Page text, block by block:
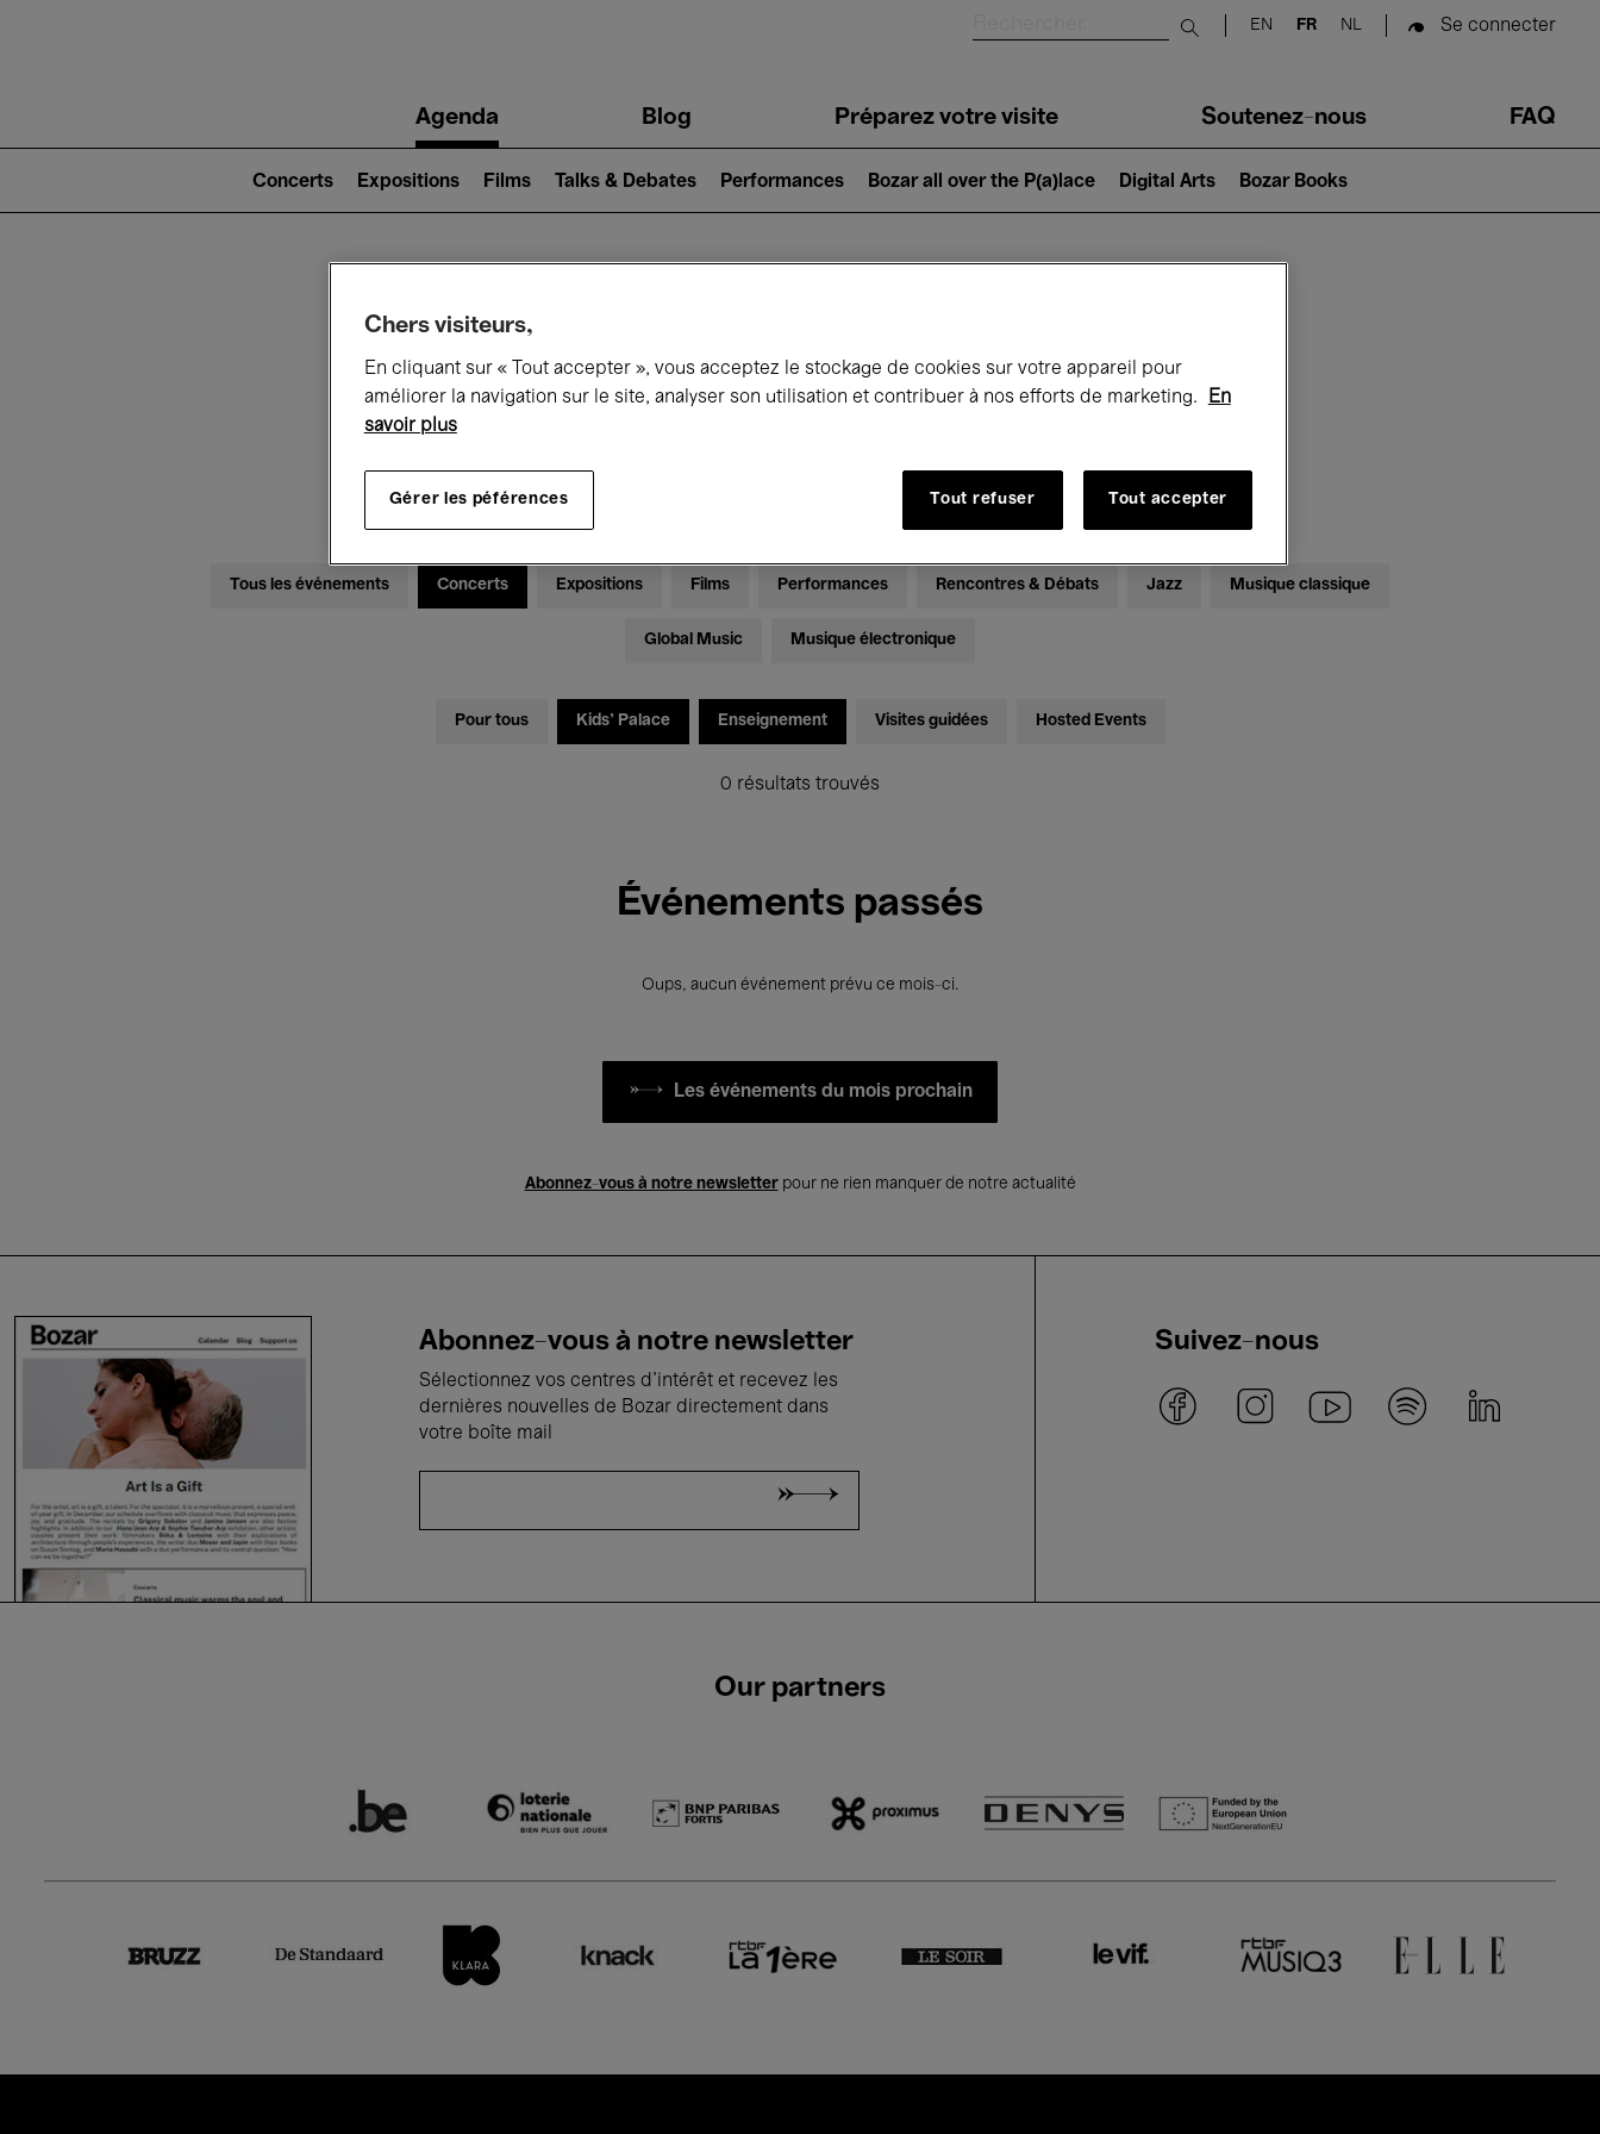
Submit search
EN FR NL Se connecter
navigationAgenda Blog Préparez votre visite Soutenez-nous FAQ
2)
Concerts Expositions Films Talks & Debates Performances Bozar all over the P(a)lace Digital Arts Bozar Books
Ce qui se passe à Bozar
Tous les événements Concerts Expositions Films Performances Rencontres & Débats Jazz Musique classique
Global Music Musique électronique
Pour tous Kids’ Palace Enseignement Visites guidées Hosted Events
0 résultats trouvés
Événements passés
Oups, aucun événement prévu ce mois-ci.
Les événements du mois prochain
Abonnez-vous à notre newsletterpour ne rien manquer de notre actualité
Abonnez-vous à notre newsletter
Sélectionnez vos centres d'intérêt et recevez les
dernières nouvelles de Bozar directement dans
votre boîte mail
Suivez-nous
Our partners
Chers visiteurs,
En cliquant sur « Tout accepter », vous acceptez le stockage de cookies sur votre appareil pour
améliorer la navigation sur le site, analyser son utilisation et contribuer à nos efforts de marketing.
En
savoir plus
Gérer les péférences Tout refuser Tout accepter